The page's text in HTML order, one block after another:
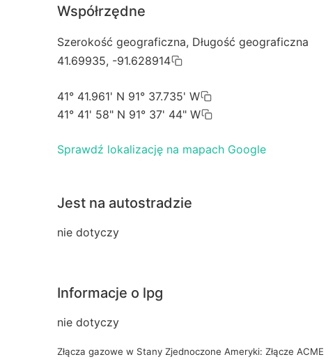
Współrzędne
Szerokość geograficzna, Długość geograficzna
41.69935, -91.628914
41° 41.961' N 91° 37.735' W
41° 41' 58" N 91° 37' 44" W
Sprawdź lokalizację na mapach Google
Jest na autostradzie
nie dotyczy
Informacje o lpg
nie dotyczy
Złącza gazowe w Stany Zjednoczone Ameryki: Złącze ACME